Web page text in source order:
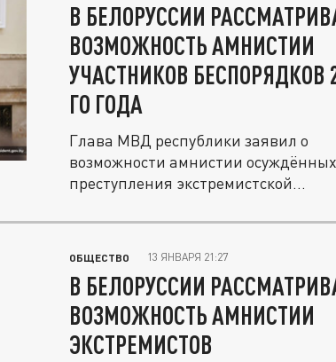
В БЕЛОРУССИИ
ВОЗМОЖНОСТЬ АМНИСТИИ
УЧАСТНИКОВ БЕСПОРЯДКОВ
ГО ГОДА
Глава МВД республики заявил о
возможности амнистии
преступления экстремистской
ОБЩЕСТВО 13 ЯНВАРЯ 21:27
В БЕЛОРУССИИ
ВОЗМОЖНОСТЬ АМНИСТИИ
ЭКСТРЕМИСТОВ